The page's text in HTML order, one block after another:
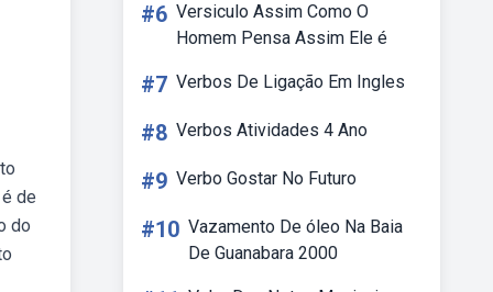
de
do
#6 Versiculo Assim Como O
Homem Pensa Assim Ele é
#7 Verbos De Ligação Em Ingles
#8 Verbos Atividades 4 Ano
#9 Verbo Gostar No Futuro
#10 Vazamento De óleo Na Baia
De Guanabara 2000